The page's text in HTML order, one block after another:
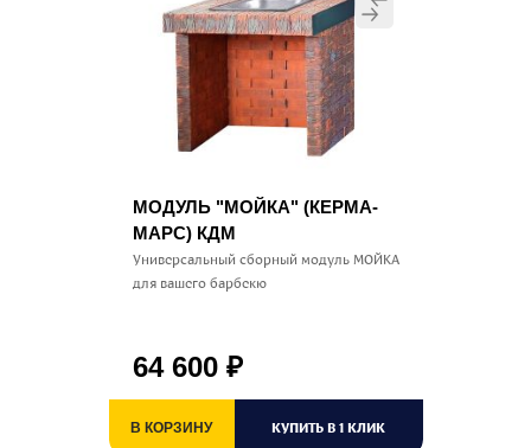
МОДУЛЬ "МОЙКА" (КЕРМА-
МАРС) КДМ
Универсальный сборный модуль МОЙКА
для вашего барбекю
64 600 ₽
В КОРЗИНУ КУПИТЬ В 1 КЛИК